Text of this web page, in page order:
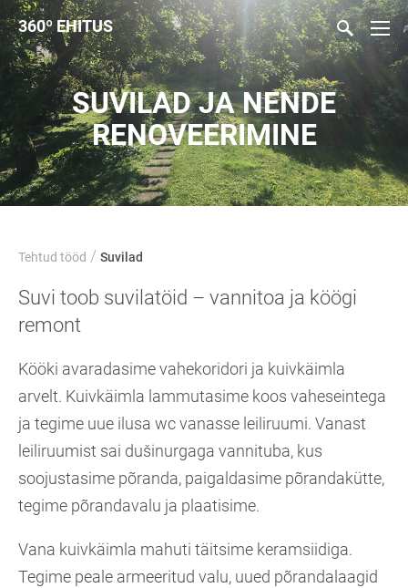
360º EHITUS
SUVILAD JA NENDE
RENOVEERIMINE
Tehtud tööd / Suvilad
Suvi toob suvilatöid – vannitoa ja köögi
remont
Kööki avaradasime vahekoridori ja kuivkäimla
arvelt. Kuivkäimla lammutasime koos vaheseintega
ja tegime uue ilusa wc vanasse leiliruumi. Vanast
leiliruumist sai dušinurgaga vannituba, kus
soojustasime põranda, paigaldasime põrandakütte,
tegime põrandavalu ja plaatisime.
Vana kuivkäimla mahuti täitsime keramsiidiga.
Tegime peale armeeritud valu, uued põrandalaagid